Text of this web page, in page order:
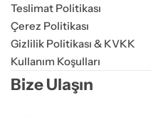
Teslimat Politikası
Çerez Politikası
Gizlilik Politikası & KVKK
Kullanım Koşulları
Bize Ulaşın